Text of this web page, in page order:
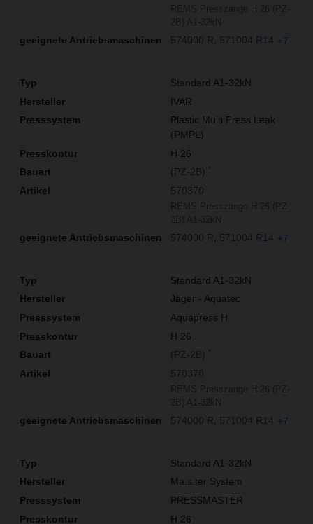
574000 R 571004 R14 +7
Standard A1-32kN
IVAR
Plastic Multi Press Leak
(PMPL)
H 26
(PZ-2B)
570370
574000 R 571004 R14 +7
Standard A1-32kN
Jäger - Aquatec
Aquapress H
H 26
(PZ-2B)
570370
574000 R 571004 R14 +7
Standard A1-32kN
Ma.s.ter System
PRESSMASTER
H 26